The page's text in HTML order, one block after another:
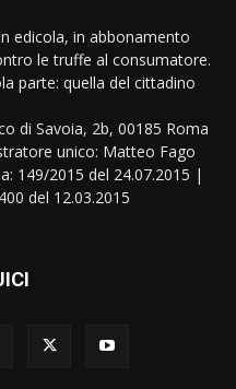
edicola, in abbonamento
le truffe al consumatore.
parte: quella del cittadino
di Savoia, 2b, 00185 Roma
unico: Matteo Fago
149/2015 del 24.07.2015 |
del 12.03.2015